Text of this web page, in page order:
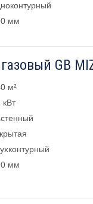
мм
м²
кВт
мм